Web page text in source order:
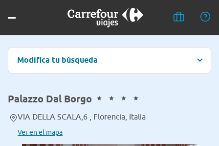
Modifica tu búsqueda
Palazzo Dal Borgo
VIA DELLA SCALA,6 , Florencia, Italia
Ver en el mapa